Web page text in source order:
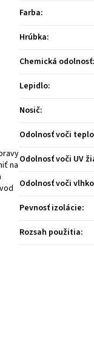
na
Farba:
Hrúbka:
Chemická odolnosť:
Lepidlo:
Nosič:
Odolnosť voči
Odolnosť voči UV
Odolnosť voči
Pevnosť izolácie:
Rozsah použitia: